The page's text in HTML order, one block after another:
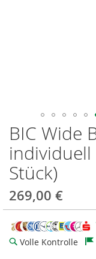
BIC Wide
Stück)
269,00 €
Volle Kontrolle
Zum
Anfang
der
Bildgalerie
springen